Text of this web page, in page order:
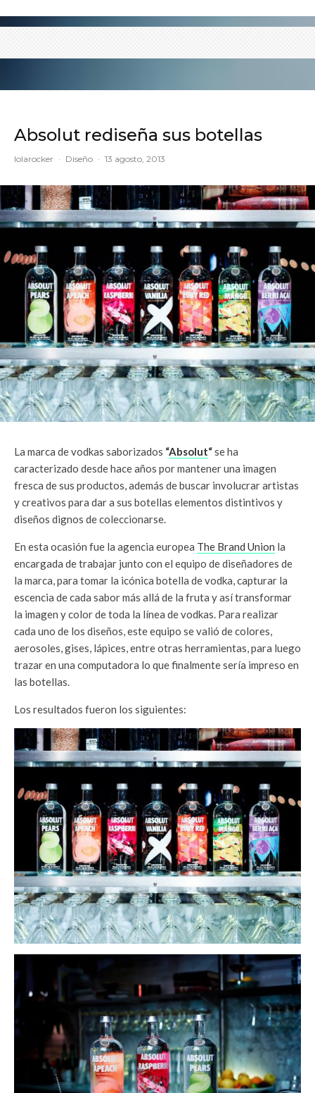
Absolut rediseña sus botellas
lolarocker · Diseño · 13 agosto, 2013
La marca de vodkas saborizados “Absolut“se ha
caracterizado desde hace años por mantener una imagen
fresca de sus productos, además de buscar involucrar artistas
y creativos para dar a sus botellas elementos distintivos y
diseños dignos de coleccionarse.
En esta ocasión fue la agencia europea The Brand Union la
encargada de trabajar junto con el equipo de diseñadores de
la marca, para tomar la icónica botella de vodka, capturar la
escencia de cada sabor más allá de la fruta y así transformar
la imagen y color de toda la línea de vodkas. Para realizar
cada uno de los diseños, este equipo se valió de colores,
aerosoles, gises, lápices, entre otras herramientas, para luego
trazar en una computadora lo que finalmente sería impreso en
las botellas.
Los resultados fueron los siguientes: